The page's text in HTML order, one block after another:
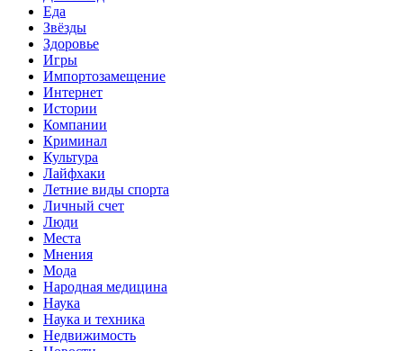
Еда
Звёзды
Здоровье
Игры
Импортозамещение
Интернет
Истории
Компании
Криминал
Культура
Лайфхаки
Летние виды спорта
Личный счет
Люди
Места
Мнения
Мода
Народная медицина
Наука
Наука и техника
Недвижимость